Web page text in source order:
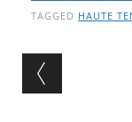
TAGGED HAUTE
Post